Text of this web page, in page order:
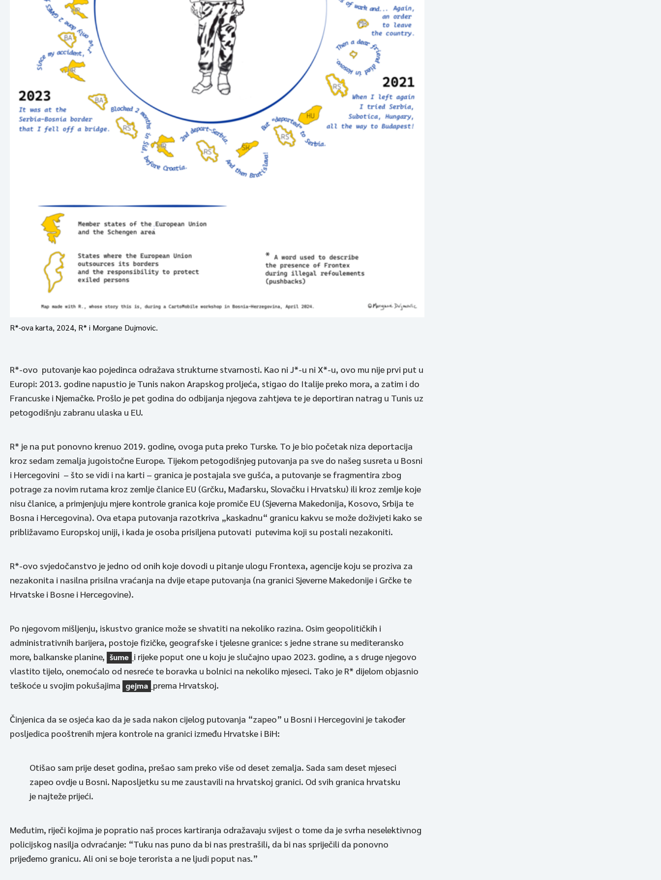
R*-ova karta, 2024, R* i Morgane Dujmovic.
R*-ovo putovanje kao pojedinca odražava strukturne stvarnosti. Kao ni J*-u ni X*-u, ovo mu nije prvi put u
Europi: 2013. godine napustio je Tunis nakon Arapskog proljeća, stigao do Italije preko mora, a zatim i do
Francuske i Njemačke. Prošlo je pet godina do odbijanja njegova zahtjeva te je deportiran natrag u Tunis uz
petogodišnju zabranu ulaska u EU.
R* je na put ponovno krenuo 2019. godine, ovoga puta preko Turske. To je bio početak niza deportacija
kroz sedam zemalja jugoistočne Europe. Tijekom petogodišnjeg putovanja pa sve do našeg susreta u Bosni
i Hercegovini – što se vidi i na karti – granica je postajala sve gušća, a putovanje se fragmentira zbog
potrage za novim rutama kroz zemlje članice EU (Grčku, Mađarsku, Slovačku i Hrvatsku) ili kroz zemlje koje
nisu članice, a primjenjuju mjere kontrole granica koje promiče EU (Sjeverna Makedonija, Kosovo, Srbija te
Bosna i Hercegovina). Ova etapa putovanja razotkriva „kaskadnu“ granicu kakvu se može doživjeti kako se
približavamo Europskoj uniji, i kada je osoba prisiljena putovati putevima koji su postali nezakoniti.
R*-ovo svjedočanstvo je jedno od onih koje dovodi u pitanje ulogu Frontexa, agencije koju se proziva za
nezakonita i nasilna prisilna vraćanja na dvije etape putovanja (na granici Sjeverne Makedonije i Grčke te
Hrvatske i Bosne i Hercegovine).
Po njegovom mišljenju, iskustvo granice može se shvatiti na nekoliko razina. Osim geopolitičkih i
administrativnih barijera, postoje fizičke, geografske i tjelesne granice: s jedne strane su mediteransko
more, balkanske planine, šume i rijeke poput one u koju je slučajno upao 2023. godine, a s druge njegovo
vlastito tijelo, onemoćalo od nesreće te boravka u bolnici na nekoliko mjeseci. Tako je R* dijelom objasnio
teškoće u svojim pokušajima gejma prema Hrvatskoj.
Činjenica da se osjeća kao da je sada nakon cijelog putovanja “zapeo” u Bosni i Hercegovini je također
posljedica pooštrenih mjera kontrole na granici između Hrvatske i BiH:
Otišao sam prije deset godina, prešao sam preko više od deset zemalja. Sada sam deset mjeseci
zapeo ovdje u Bosni. Naposljetku su me zaustavili na hrvatskoj granici. Od svih granica hrvatsku
je najteže prijeći.
Međutim, riječi kojima je popratio naš proces kartiranja odražavaju svijest o tome da je svrha neselektivnog
policijskog nasilja odvraćanje: “Tuku nas puno da bi nas prestrašili, da bi nas spriječili da ponovno
prijeđemo granicu. Ali oni se boje terorista a ne ljudi poput nas.”